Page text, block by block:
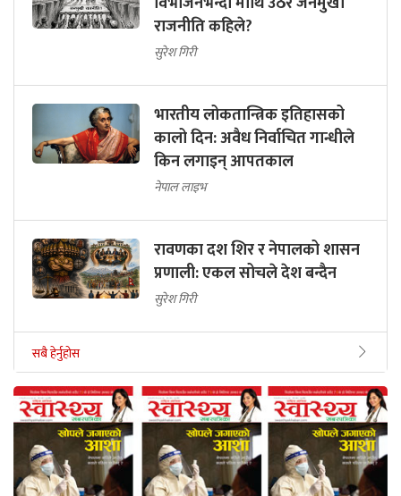
राजनीति कहिले?
सुरेश गिरी
भारतीय लोकतान्त्रिक इतिहासको
कालो दिन: अवैध निर्वाचित गान्धीले
किन लगाइन् आपतकाल
नेपाल लाइभ
रावणका दश शिर र नेपालको शासन
प्रणाली: एकल सोचले देश बन्दैन
सुरेश गिरी
सबै हेर्नुहोस